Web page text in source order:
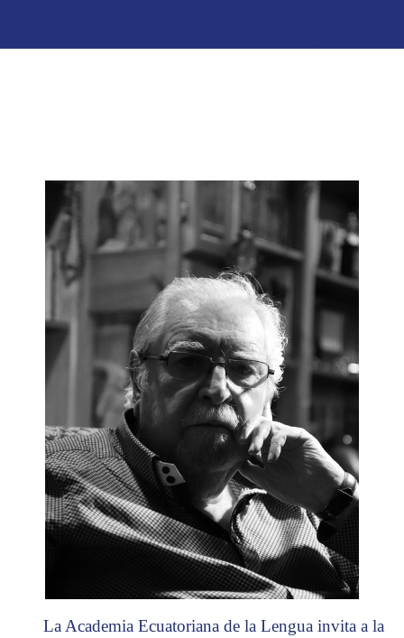
La Academia Ecuatoriana de la Lengua invita a la